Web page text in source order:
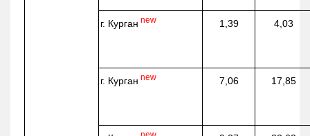
г. Курган new 1,39 4,03
г. Курган new 7,06 17,85